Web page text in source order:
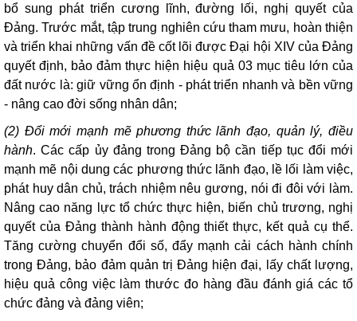
bổ sung phát triển cương lĩnh, đường lối, nghị quyết của
Đảng. Trước mắt, tập trung nghiên cứu tham mưu, hoàn thiện
và triển khai những vấn đề cốt lõi được Đại hội XIV của Đảng
quyết định, bảo đảm thực hiện hiệu quả 03 mục tiêu lớn của
đất nước là: giữ vững ổn định - phát triển nhanh và bền vững
- nâng cao đời sống nhân dân;
(2) Đổi mới mạnh mẽ phương thức lãnh đạo, quản lý, điều
hành. Các cấp ủy đảng trong Đảng bộ cần tiếp tục đổi mới
mạnh mẽ nội dung các phương thức lãnh đạo, lề lối làm việc,
phát huy dân chủ, trách nhiệm nêu gương, nói đi đôi với làm.
Nâng cao năng lực tổ chức thực hiện, biến chủ trương, nghị
quyết của Đảng thành hành động thiết thực, kết quả cụ thể.
Tăng cường chuyển đổi số, đẩy mạnh cải cách hành chính
trong Đảng, bảo đảm quản trị Đảng hiện đại, lấy chất lượng,
hiệu quả công việc làm thước đo hàng đầu đánh giá các tổ
chức đảng và đảng viên;